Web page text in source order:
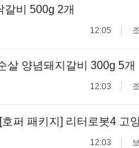
갈비 500g 2개
12:05
살 양념돼지갈비 300g 5개
12:03
퍼 패키지] 리터로봇4 고
12:03